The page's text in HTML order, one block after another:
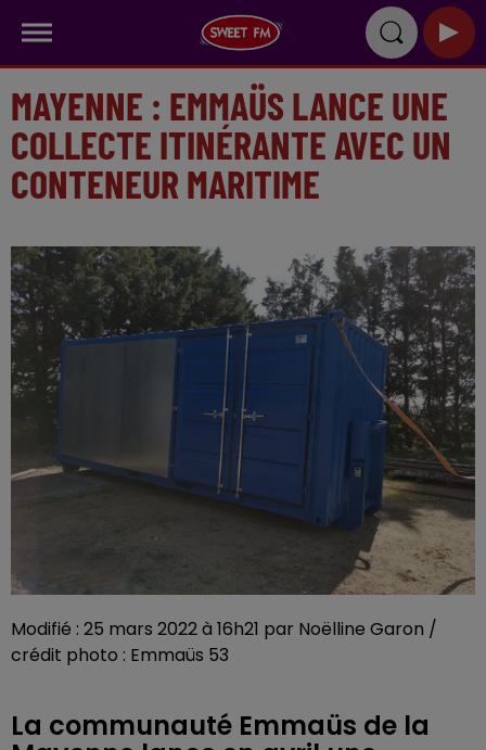
MAYENNE : EMMAÜS LANCE UNE
COLLECTE ITINÉRANTE AVEC UN
CONTENEUR MARITIME
Modifié : 25 mars 2022 à 16h21 par Noëlline Garon /
crédit photo : Emmaüs 53
La communauté Emmaüs de la